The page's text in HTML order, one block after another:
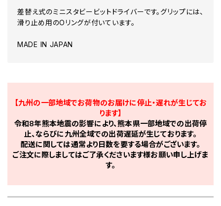
差替え式のミニスタビービットドライバーです。グリップには、
滑り止め用のOリングが付いています。
MADE IN JAPAN
【九州の一部地域でお荷物のお届けに停止・遅れが生じてお
ります】
令和8年熊本地震の影響により、熊本県一部地域での出荷停
止、ならびに九州全域での出荷遅延が生じております。
配送に関しては通常より日数を要する場合がございます。
ご注文に際しましてはご了承くださいます様お願い申し上げま
す。